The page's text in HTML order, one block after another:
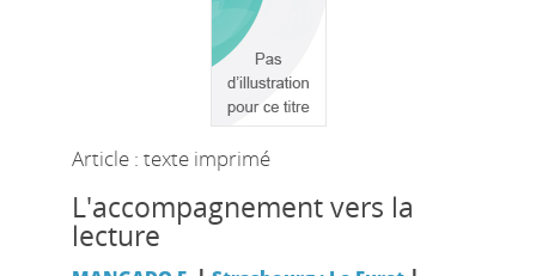
Article : texte imprimé
L'accompagnement vers la
lecture